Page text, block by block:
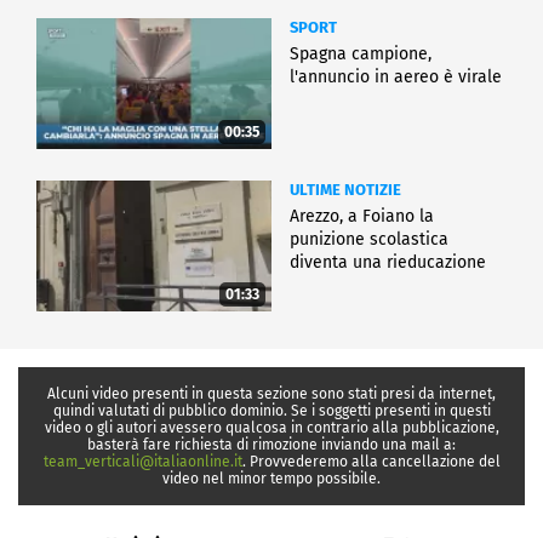
00:35
SPORT
Spagna campione,
l'annuncio in aereo è virale
01:33
ULTIME NOTIZIE
Arezzo, a Foiano la
punizione scolastica
diventa una rieducazione
Alcuni video presenti in questa sezione sono stati presi da internet,
quindi valutati di pubblico dominio. Se i soggetti presenti in questi
video o gli autori avessero qualcosa in contrario alla pubblicazione,
basterà fare richiesta di rimozione inviando una mail a:
team_verticali@italiaonline.it. Provvederemo alla cancellazione del
video nel minor tempo possibile.